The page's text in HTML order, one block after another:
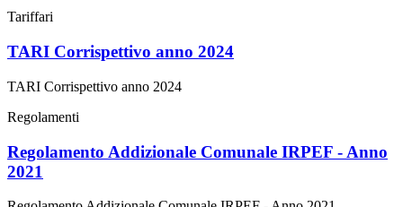
Tariffari
TARI Corrispettivo anno 2024
TARI Corrispettivo anno 2024
Regolamenti
Regolamento Addizionale Comunale IRPEF - Anno
2021